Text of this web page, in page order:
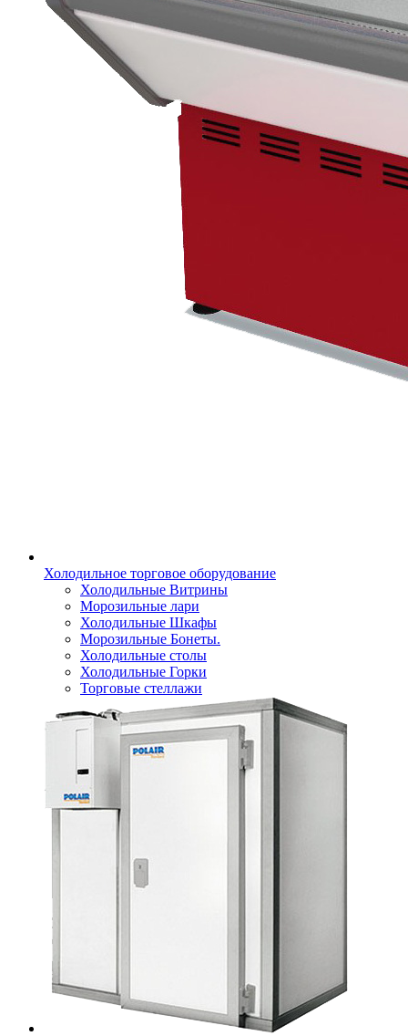
Холодильное торговое оборудование
Холодильные Витрины
Морозильные лари
Холодильные Шкафы
Морозильные Бонеты.
Холодильные столы
Холодильные Горки
Торговые стеллажи